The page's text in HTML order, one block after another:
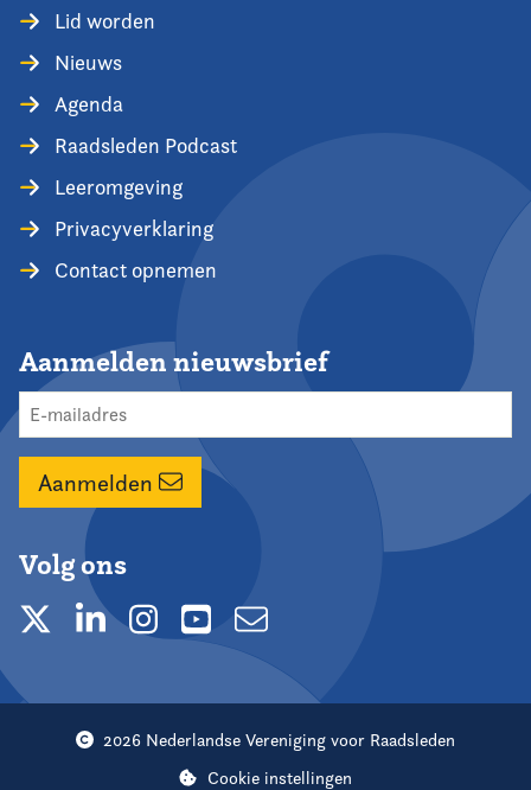
Lid worden
Nieuws
Agenda
Raadsleden Podcast
Leeromgeving
Privacyverklaring
Contact opnemen
Aanmelden nieuwsbrief
Aanmelden
Volg ons
2026 Nederlandse Vereniging voor Raadsleden
Cookie instellingen